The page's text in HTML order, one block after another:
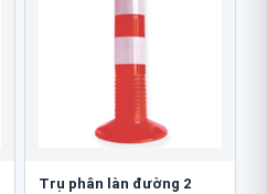
Trụ phân làn đường 2